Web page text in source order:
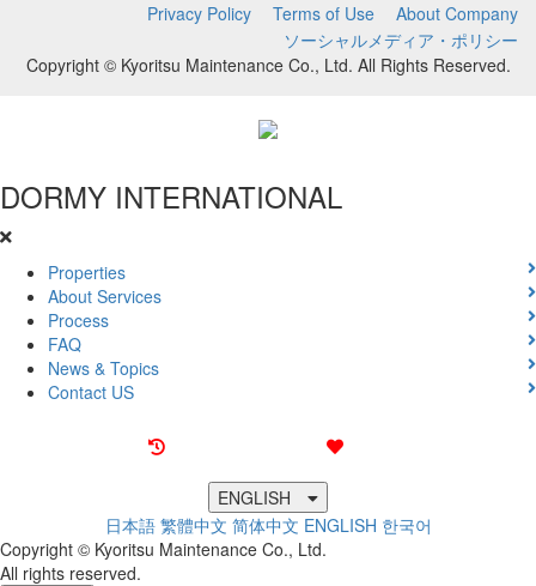
Privacy Policy Terms of Use
About Company
ソーシャルメディア・ポリシー
Copyright © Kyoritsu Maintenance Co., Ltd. All Rights Reserved.
DORMY INTERNATIONAL
Properties
About Services
Process
FAQ
News & Topics
Contact US
ENGLISH
日本語 繁體中文 简体中文 ENGLISH 한국어
Copyright © Kyoritsu Maintenance Co., Ltd.
All rights reserved.